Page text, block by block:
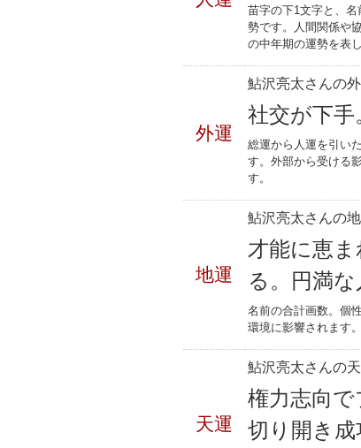
苗字の下1文字と、
勢です。人間関係や
の中年期の運勢を表し
外運
鮎沢亮太さんの
社交が下手
総運から人運を引い
す。外部から受ける
す。
地運
鮎沢亮太さんの
才能に恵
る。円満な
名前の合計画数。個
環境に影響されます
天運
鮎沢亮太さんの
権力志向
切り開き成